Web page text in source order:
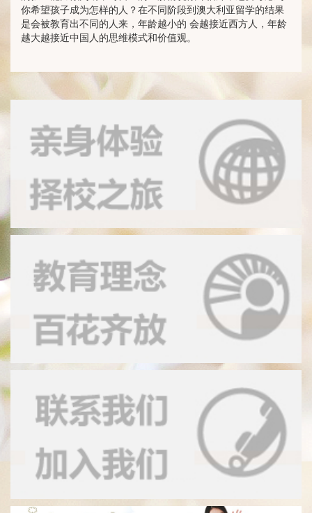
你希望孩子成为怎样的人？在不同阶段到澳大利亚留学的结果
是会被教育出不同的人来，年龄越小的 会越接近西方人，年龄
越大越接近中国人的思维模式和价值观。